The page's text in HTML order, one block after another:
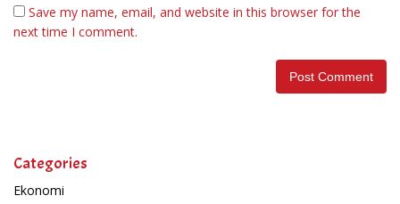
Save my name, email, and website in this browser for the
next time I comment.
Categories
Ekonomi